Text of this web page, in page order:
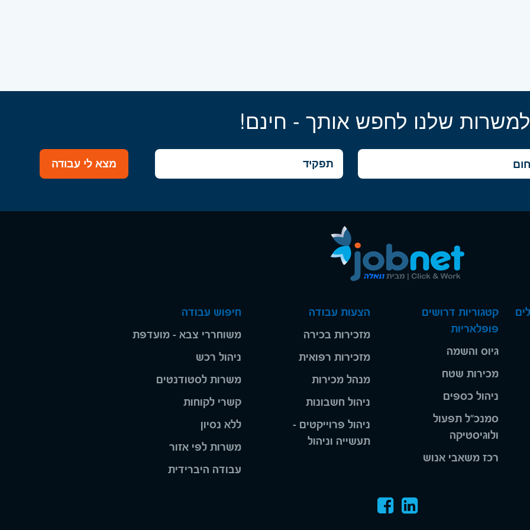
שלנו לחפש אותך - חינם!
מצא לי עבודה
קטגוריות דרושים
פופלאריות
גיוס והשמה
מכירות שטח
ניהול כספים
סמנכ"ל תפעול
ולוגיסטיקה
רכז משאבי אנוש
הצעות עבודה
מזכירות בכירה
מזכירות רפואית
מנהל מכירות
ניהול חשבונות
ניהול פרוייקטים -
תעשייה וניהול
חיפוש עבודה
משוחררי צבא - מועדפת
ניהול רכש
משרות לסטודנטים
קשרי לקוחות
ללא נסיון
משרות לפי אזור
עבודה היברידית